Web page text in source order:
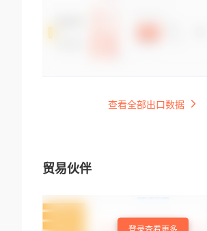
查看全部出口数据
贸易伙伴